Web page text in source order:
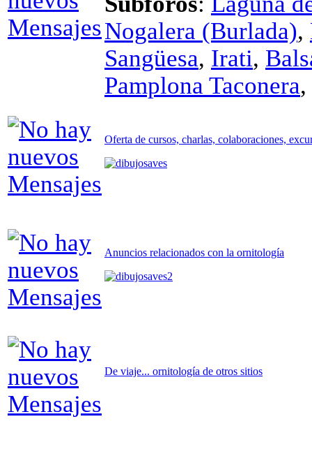
Nogalera (Burlada),
Sangüesa, Irati,
Pamplona Taconera,
Oferta de cursos, charlas, colaboraciones,
Anuncios relacionados con la ornitología
De viaje... ornitología de otros sitios